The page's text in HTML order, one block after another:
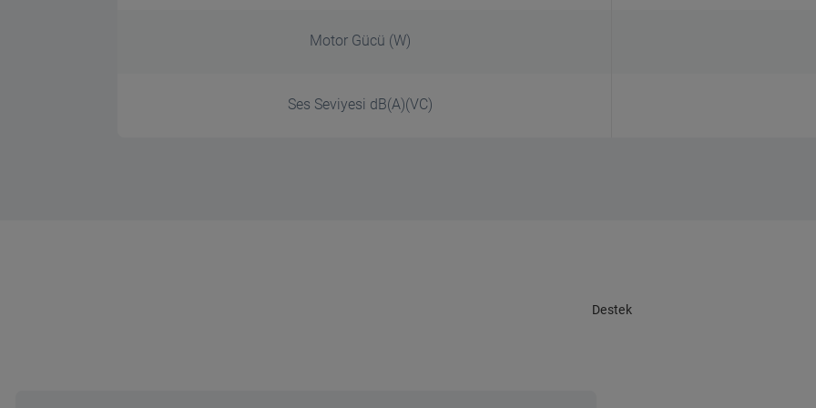
Motor Gücü (W)
Ses Seviyesi dB(A)(VC)
Destek